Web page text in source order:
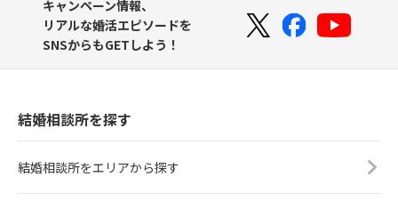
キャンペーン情報、
リアルな婚活エピソードを
SNSからもGETしよう！
結婚相談所を探す
結婚相談所をエリアから探す